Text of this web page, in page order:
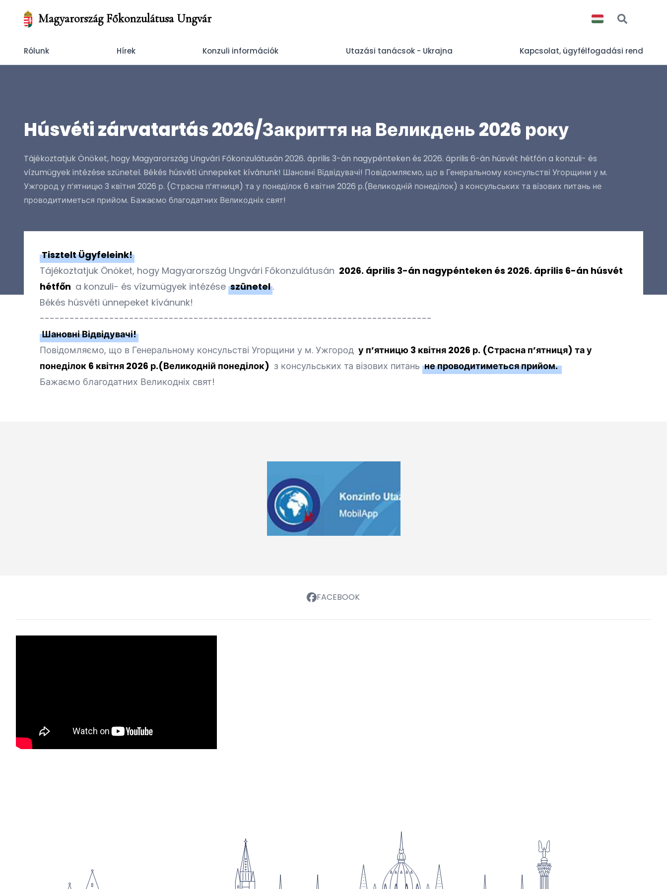
Magyarország Főkonzulátusa Ungvár
Rólunk Hírek Konzuli információk Utazási tanácsok - Ukrajna Kapcsolat, ügyfélfogadási rend
Húsvéti zárvatartás 2026/Закриття на Великдень 2026 року
Tájékoztatjuk Önöket, hogy Magyarország Ungvári Főkonzulátusán 2026. április 3-án nagypénteken és 2026. április 6-án húsvét hétfőn a konzuli- és
vízumügyek intézése szünetel. Békés húsvéti ünnepeket kívánunk! Шановні Відвідувачі! Повідомляємо, що в Генеральному консульстві Угорщини у м.
Ужгород у п’ятницю 3 квітня 2026 р. (Страсна п’ятниця) та у понеділок 6 квітня 2026 р.(Великодній понеділок) з консульських та візових питань не
проводитиметься прийом. Бажаємо благодатних Великодніх свят!
Tisztelt Ügyfeleink!
Tájékoztatjuk Önöket, hogy Magyarország Ungvári Főkonzulátusán 2026. április 3-án nagypénteken és 2026. április 6-án húsvét
hétfőn a konzuli- és vízumügyek intézése szünetel .
Békés húsvéti ünnepeket kívánunk!
-------------------------------------------------------------------------------
Шановні Відвідувачі!
Повідомляємо, що в Генеральному консульстві Угорщини у м. Ужгород у п’ятницю 3 квітня 2026 р. (Страсна п’ятниця) та у
понеділок 6 квітня 2026 р.(Великодній понеділок) з консульських та візових питань не проводитиметься прийом.
Бажаємо благодатних Великодніх свят!
FACEBOOK